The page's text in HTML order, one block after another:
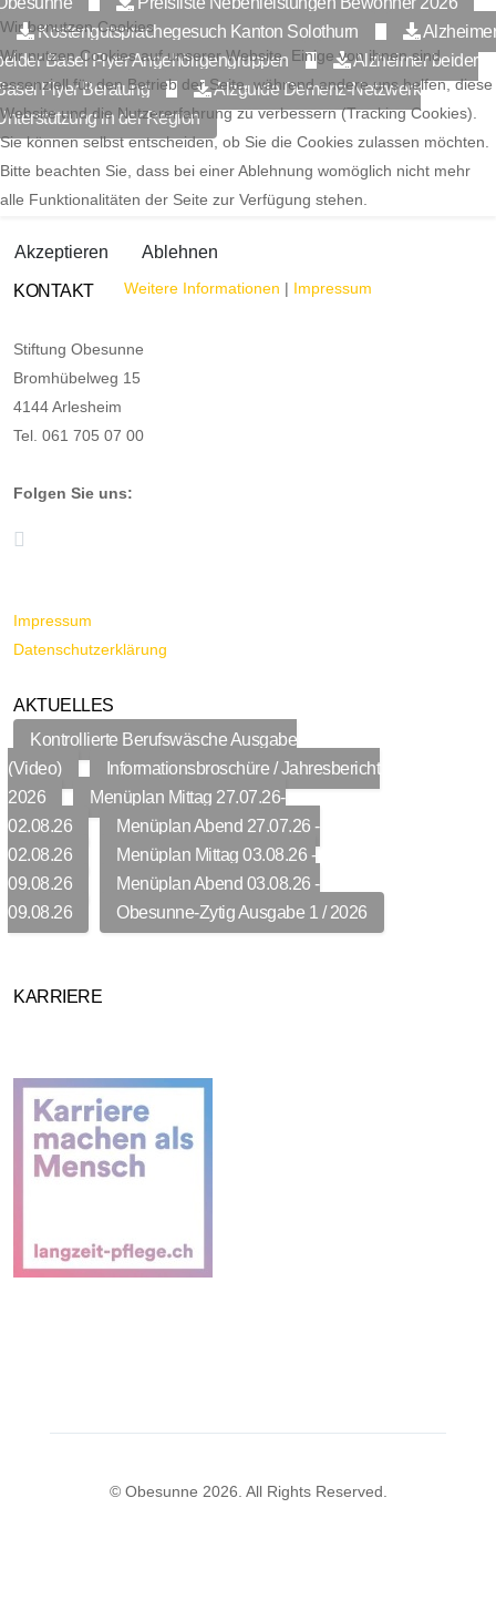
Kostengutsprachegesuch Kanton Solothurn
Alzheimer
Basel Flyer Angehörigengruppen
Alzheimer beider
Flyer Beratung
Alzguide Demenz-Netzwerk
in der Region
KONTAKT
Stiftung Obesunne
Bromhübelweg 15
4144 Arlesheim
Tel. 061 705 07 00
Folgen Sie uns:
Impressum
Datenschutzerklärung
AKTUELLES
Kontrollierte Berufswäsche Ausgabe
(Video)
Informationsbroschüre / Jahresbericht
2026
Menüplan Mittag 27.07.26-
02.08.26
Menüplan Abend 27.07.26 -
02.08.26
Menüplan Mittag 03.08.26 -
09.08.26
Menüplan Abend 03.08.26 -
09.08.26
Obesunne-Zytig Ausgabe 1 / 2026
KARRIERE
© Obesunne 2026. All Rights Reserved.
Wir benutzen Cookies
Wir nutzen Cookies auf unserer Website. Einige von ihnen sind
essenziell für den Betrieb der Seite, während andere uns helfen, diese
Website und die Nutzererfahrung zu verbessern (Tracking Cookies).
Sie können selbst entscheiden, ob Sie die Cookies zulassen möchten.
Bitte beachten Sie, dass bei einer Ablehnung womöglich nicht mehr
alle Funktionalitäten der Seite zur Verfügung stehen.
Akzeptieren Ablehnen
Weitere Informationen | Impressum